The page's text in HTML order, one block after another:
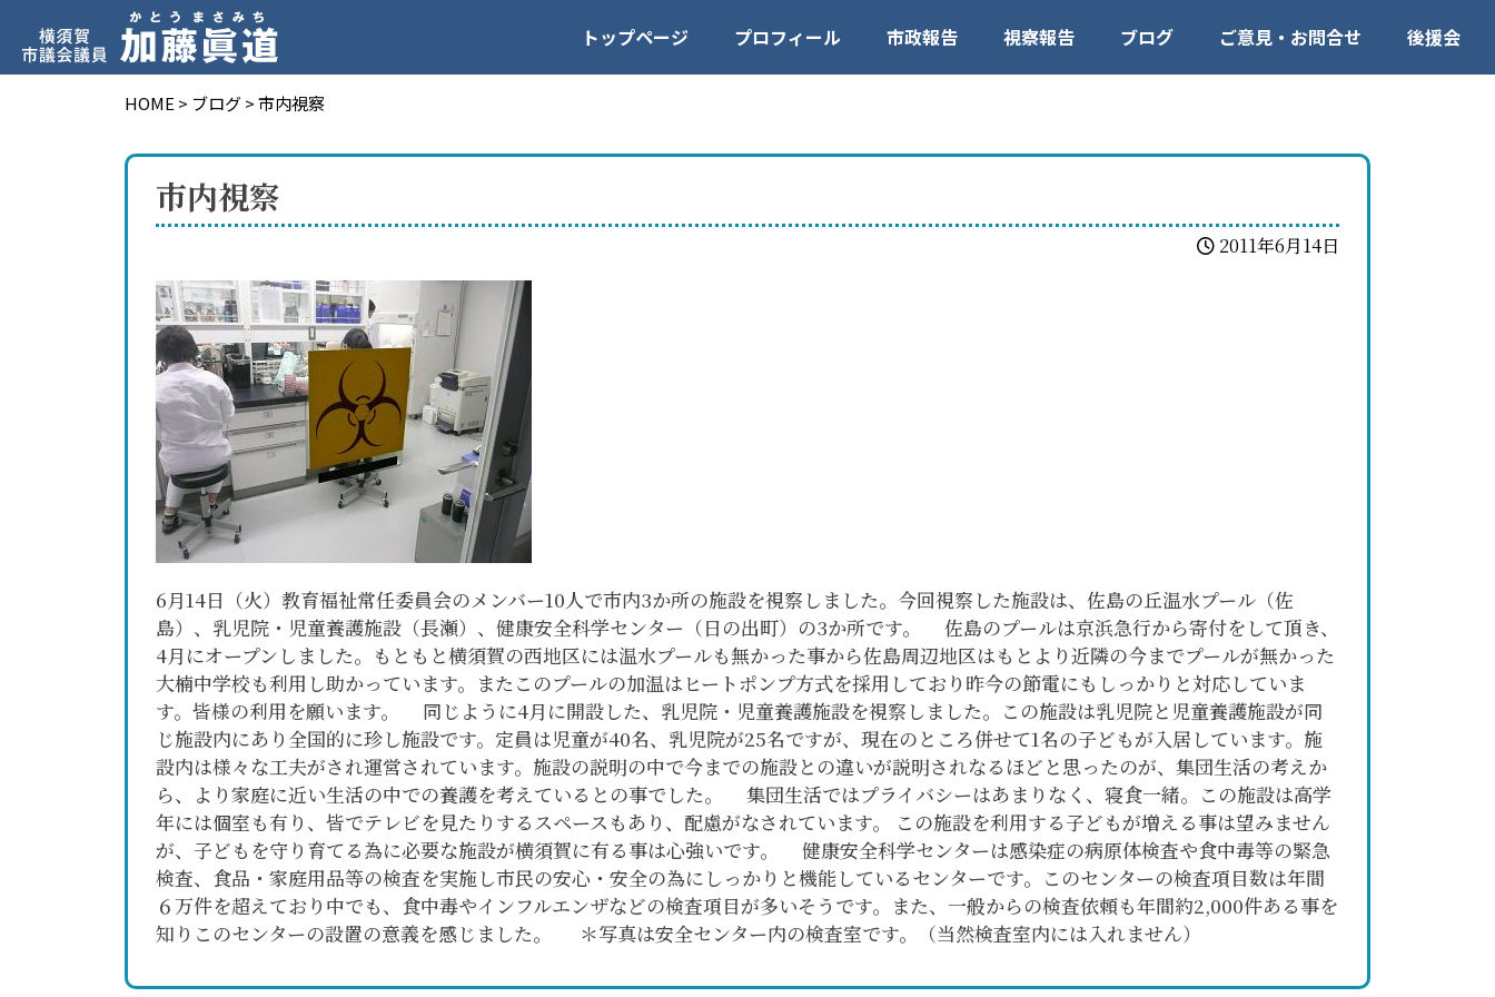
トップページ プロフィール 市政報告 視察報告 ブログ ご意見・お問合せ 後援会
HOME > ブログ>市内視察
市内視察
2011年6月14日
6月14日（火）教育福祉常任委員会のメンバー10人で市内3か所の施設を視察しました。今回視察した施設は、佐島の丘温水プール（佐
島）、乳児院・児童養護施設（長瀬）、健康安全科学センター（日の出町）の3か所です。 佐島のプールは京浜急行から寄付をして頂き、
4月にオープンしました。もともと横須賀の西地区には温水プールも無かった事から佐島周辺地区はもとより近隣の今までプールが無かった
大楠中学校も利用し助かっています。またこのプールの加温はヒートポンプ方式を採用しており昨今の節電にもしっかりと対応していま
す。皆様の利用を願います。 同じように4月に開設した、乳児院・児童養護施設を視察しました。この施設は乳児院と児童養護施設が同
じ施設内にあり全国的に珍し施設です。定員は児童が40名、乳児院が25名ですが、現在のところ併せて1名の子どもが入居しています。施
設内は様々な工夫がされ運営されています。施設の説明の中で今までの施設との違いが説明されなるほどと思ったのが、集団生活の考えか
ら、より家庭に近い生活の中での養護を考えているとの事でした。 集団生活ではプライバシーはあまりなく、寝食一緒。この施設は高学
年には個室も有り、皆でテレビを見たりするスペースもあり、配慮がなされています。 この施設を利用する子どもが増える事は望みません
が、子どもを守り育てる為に必要な施設が横須賀に有る事は心強いです。 健康安全科学センターは感染症の病原体検査や食中毒等の緊急
検査、食品・家庭用品等の検査を実施し市民の安心・安全の為にしっかりと機能しているセンターです。このセンターの検査項目数は年間
６万件を超えており中でも、食中毒やインフルエンザなどの検査項目が多いそうです。また、一般からの検査依頼も年間約2,000件ある事を
知りこのセンターの設置の意義を感じました。 ＊写真は安全センター内の検査室です。（当然検査室内には入れません）